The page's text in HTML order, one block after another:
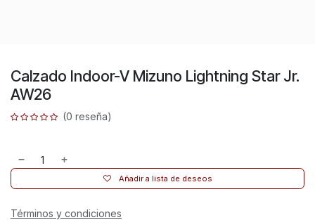
Calzado Indoor-V Mizuno Lightning Star Jr.
AW26
(0 reseña)
Añadir a lista de deseos
Términos y condiciones